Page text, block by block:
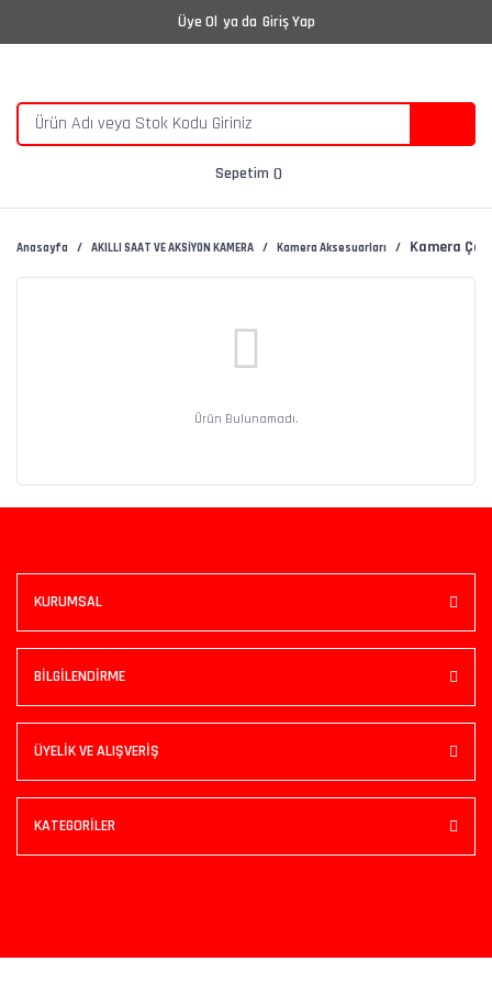
Üye Ol ya da Giriş Yap
Sepetim
Anasayfa AKILLI SAAT VE AKSİYON KAMERA Kamera Aksesuarları Kamera
Ürün Bulunamadı.
KURUMSAL
BİLGİLENDİRME
ÜYELİK VE ALIŞVERİŞ
KATEGORİLER